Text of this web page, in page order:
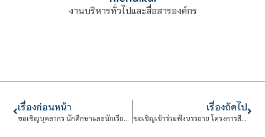
งานบริหารทั่วไปและสื่อสารองค์กร
เรื่องก่อนหน้า
ขอเชิญบุคลากร นักศึกษาและนักเรียนร่วมเรียนรู้ข้ามวัฒนธรรม โครงการ รอบรู้อาเซียน: วัฒนธรรมร่วมอาหารหมักดอง
เรื่องถัดไป
ขอเชิญเข้าร่วมฟังบรรยาย โครงการสืบสานเผยแพร่มรดกภูมิปัญญาวัฒนธรรมอาหารไทย-อาหารนานาชาติ ในหัวข้อ “อาหารเป็นยา”